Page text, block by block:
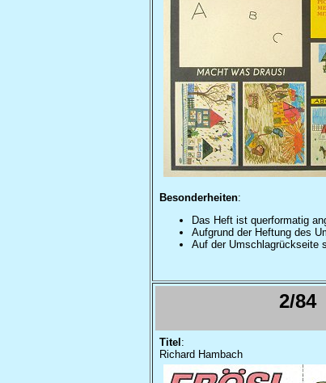
Besonderheiten:
Das Heft ist querformatig
Aufgrund der Heftung des
Auf der Umschlagrückseite
2/84
Titel:
Richard Hambach